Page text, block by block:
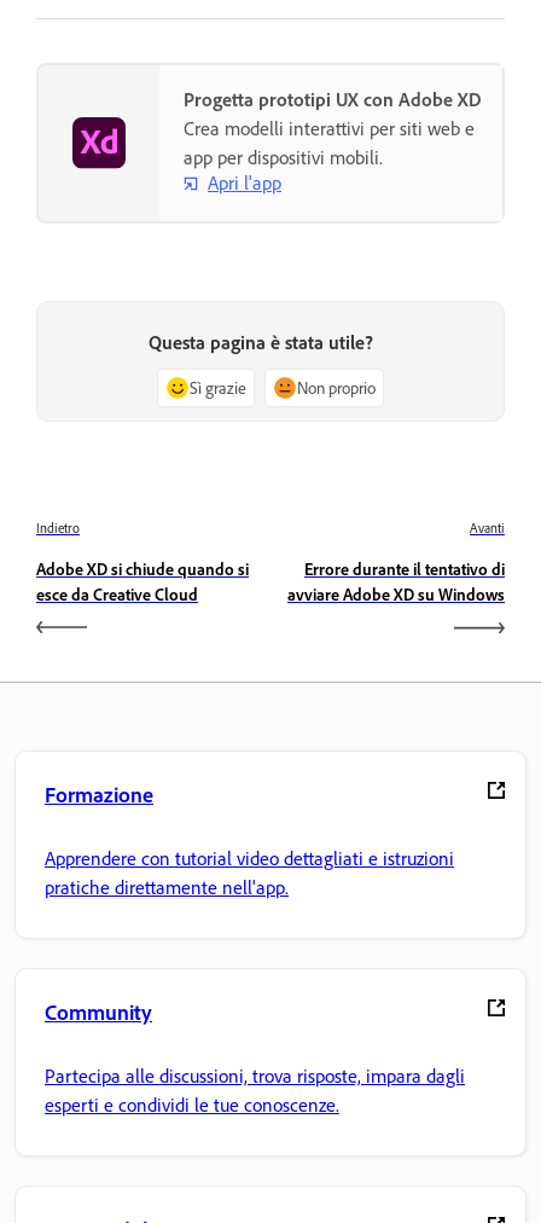
Progetta prototipi UX con Adobe XD
Crea modelli interattivi per siti web e
app per dispositivi mobili.
Apri l'app
Questa pagina è stata utile?
Sì grazie Non proprio
Indietro
Adobe XD si chiude quando si
esce da Creative Cloud
Avanti
Errore durante il tentativo di
avviare Adobe XD su Windows
Formazione
Apprendere con tutorial video dettagliati e istruzioni
pratiche direttamente nell'app.
Community
Partecipa alle discussioni, trova risposte, impara dagli
esperti e condividi le tue conoscenze.